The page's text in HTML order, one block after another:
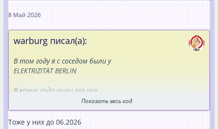
8 Май 2026
warburg писал(а):
В том году я с соседом были у
ELEKTRIZITÄT BERLIN
В конце года ушли от них
Соседу должен быть гутхабен около 300евра,
А мне нахцалюнг евров 200
Показать весь код
Тоже у них до 06.2026